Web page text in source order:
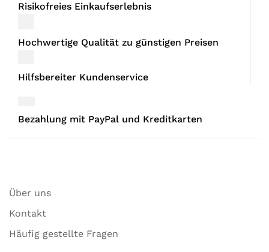
Risikofreies Einkaufserlebnis
Hochwertige Qualität zu günstigen Preisen
Hilfsbereiter Kundenservice
Bezahlung mit PayPal und Kreditkarten
Über uns
Kontakt
Häufig gestellte Fragen